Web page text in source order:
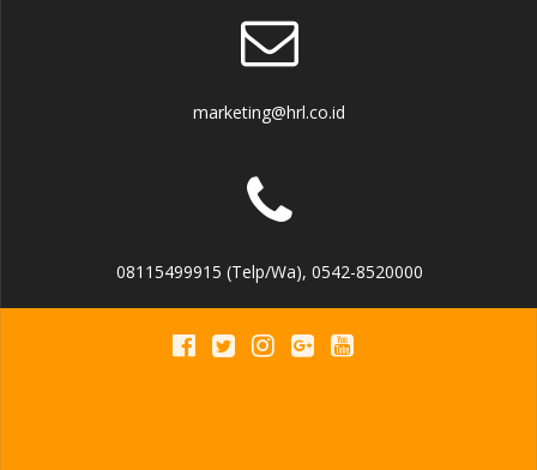
marketing@hrl.co.id
08115499915 (Telp/Wa), 0542-8520000